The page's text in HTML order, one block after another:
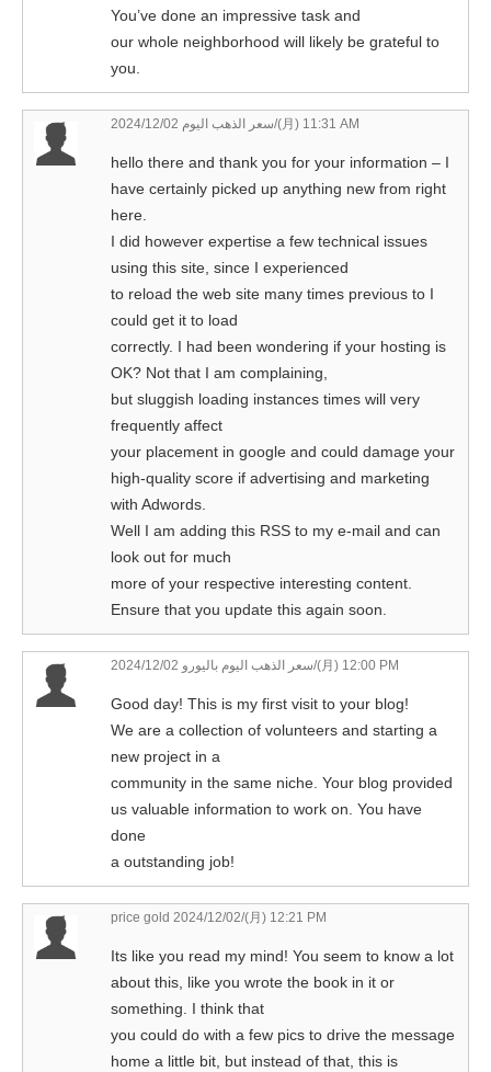
You’ve done an impressive task and
our whole neighborhood will likely be grateful to
you.
سعر الذهب اليوم2024/12/02/(月) 11:31 AM
hello there and thank you for your information – I
have certainly picked up anything new from right
here.
I did however expertise a few technical issues
using this site, since I experienced
to reload the web site many times previous to I
could get it to load
correctly. I had been wondering if your hosting is
OK? Not that I am complaining,
but sluggish loading instances times will very
frequently affect
your placement in google and could damage your
high-quality score if advertising and marketing
with Adwords.
Well I am adding this RSS to my e-mail and can
look out for much
more of your respective interesting content.
Ensure that you update this again soon.
سعر الذهب اليوم باليورو2024/12/02/(月) 12:00 PM
Good day! This is my first visit to your blog!
We are a collection of volunteers and starting a
new project in a
community in the same niche. Your blog provided
us valuable information to work on. You have
done
a outstanding job!
price gold 2024/12/02/(月) 12:21 PM
Its like you read my mind! You seem to know a lot
about this, like you wrote the book in it or
something. I think that
you could do with a few pics to drive the message
home a little bit, but instead of that, this is